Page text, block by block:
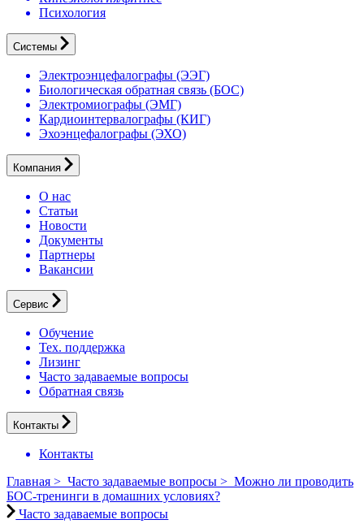
Психология
Системы
Электроэнцефалографы (ЭЭГ)
Биологическая обратная связь (БОС)
Электромиографы (ЭМГ)
Кардиоинтервалографы (КИГ)
Эхоэнцефалографы (ЭХО)
Компания
О нас
Статьи
Новости
Документы
Партнеры
Вакансии
Сервис
Обучение
Тех. поддержка
Лизинг
Часто задаваемые вопросы
Обратная связь
Контакты
Контакты
Главная > Часто задаваемые вопросы > Можно ли проводить
БОС-тренинги в домашних условиях?
Часто задаваемые вопросы